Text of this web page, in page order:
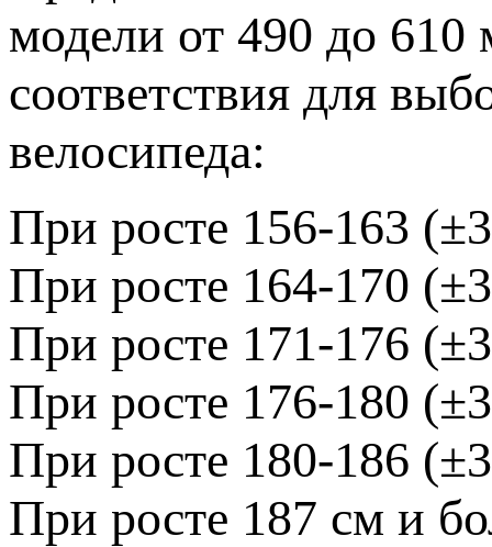
модели от 490 до
соответствия для
велосипеда:
При росте 156-163
При росте 164-170
При росте 171-176
При росте 176-180
При росте 180-186
При росте 187 см и